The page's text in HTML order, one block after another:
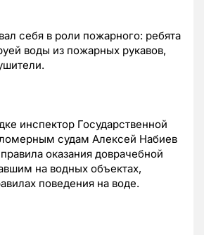
себя в роли пожарного: ребята
воды из пожарных рукавов,
инспектор Государственной
судам Алексей Набиев
оказания доврачебной
на водных объектах,
поведения на воде.